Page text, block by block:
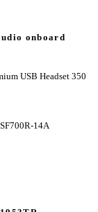
onboard
USB Headset 350
14A